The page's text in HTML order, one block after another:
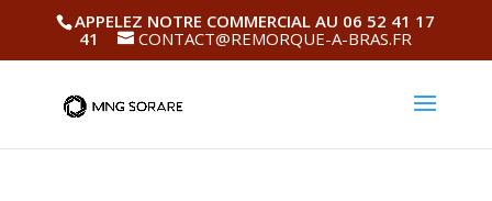
APPELEZ NOTRE COMMERCIAL AU 06 52 41 17
41
CONTACT@REMORQUE-A-BRAS.FR